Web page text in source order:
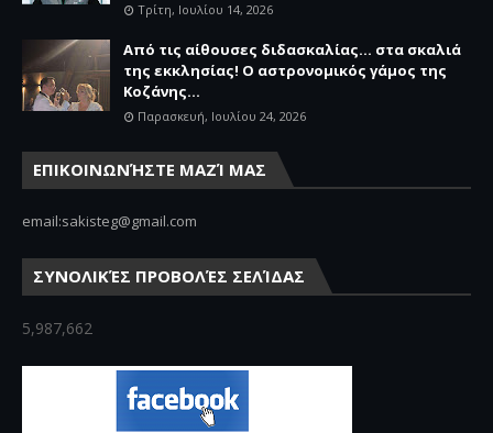
Τρίτη, Ιουλίου 14, 2026
Από τις αίθουσες διδασκαλίας… στα σκαλιά
της εκκλησίας! Ο αστρονομικός γάμος της
Κοζάνης...
Παρασκευή, Ιουλίου 24, 2026
ΕΠΙΚΟΙΝΩΝΉΣΤΕ ΜΑΖΊ ΜΑΣ
email:sakisteg@gmail.com
ΣΥΝΟΛΙΚΈΣ ΠΡΟΒΟΛΈΣ ΣΕΛΊΔΑΣ
5,987,662